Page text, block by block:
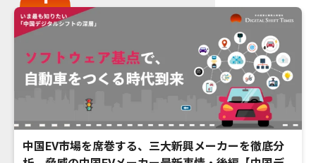
中国EV市場を席巻する、三大新興メーカーを徹底分